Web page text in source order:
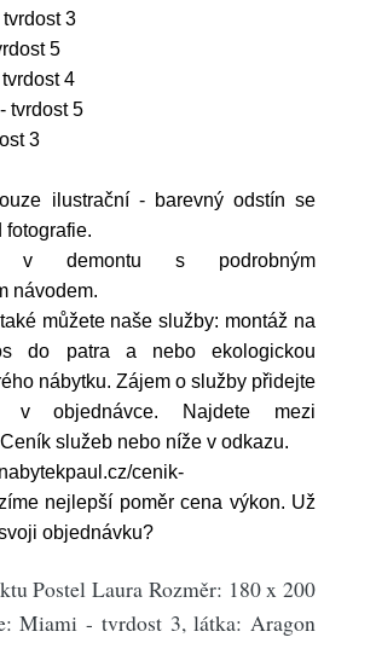
3
5
4
tvrdost 5
3
ilustrační - barevný odstín se
fotografie.
v demontu s podrobným
návodem.
můžete naše služby: montáž na
do patra a nebo ekologickou
nábytku. Zájem o služby přidejte
v objednávce. Najdete mezi
služeb nebo níže v odkazu.
cenik-
nejlepší poměr cena výkon. Už
objednávku?
Postel Laura Rozměr: 180 x 200
Miami - tvrdost 3, látka: Aragon